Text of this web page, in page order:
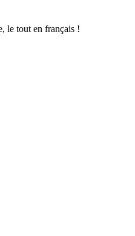
le tout en français !